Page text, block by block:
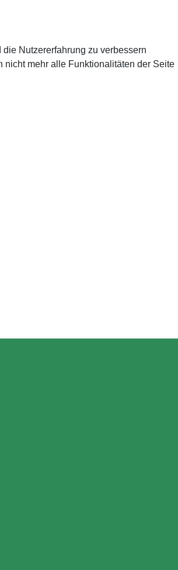
Nutzererfahrung zu verbessern
mehr alle Funktionalitäten der Seite